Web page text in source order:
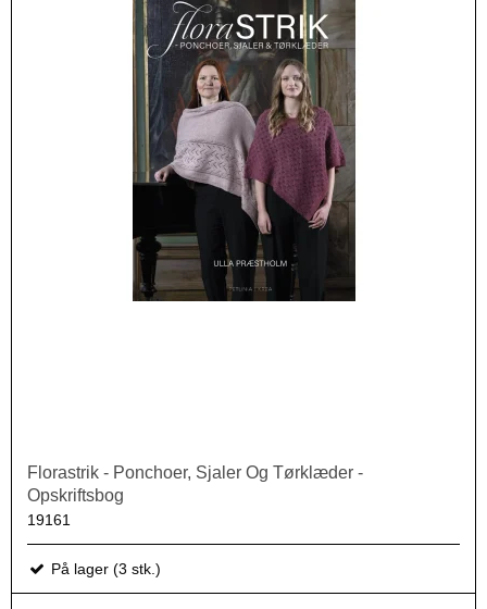
Florastrik - Ponchoer, Sjaler Og Tørklæder -
Opskriftsbog
19161
På lager (3 stk.)